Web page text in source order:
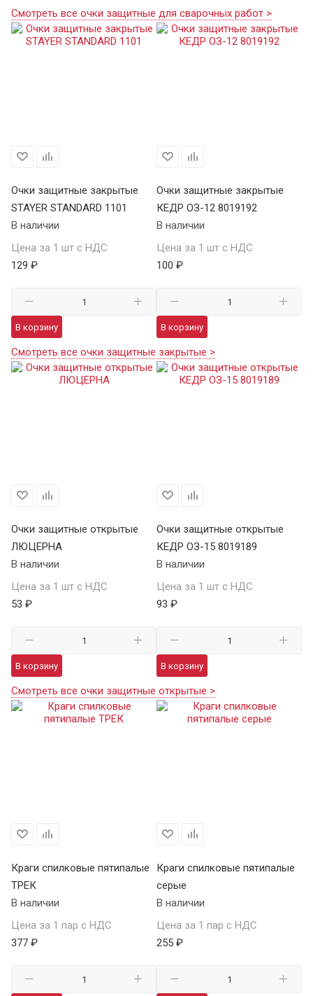
Смотреть все очки защитные для сварочных работ >
Очки защитные закрытые
STAYER STANDARD 1101
В наличии
Цена за 1 шт с НДС
129 ₽
В корзину
Очки защитные закрытые
КЕДР ОЗ-12 8019192
В наличии
Цена за 1 шт с НДС
100 ₽
В корзину
Смотреть все очки защитные закрытые >
Очки защитные открытые
ЛЮЦЕРНА
В наличии
Цена за 1 шт с НДС
53 ₽
В корзину
Очки защитные открытые
КЕДР ОЗ-15 8019189
В наличии
Цена за 1 шт с НДС
93 ₽
В корзину
Смотреть все очки защитные открытые >
Краги спилковые пятипалые
ТРЕК
В наличии
Цена за 1 пар с НДС
377 ₽
Краги спилковые пятипалые
серые
В наличии
Цена за 1 пар с НДС
255 ₽